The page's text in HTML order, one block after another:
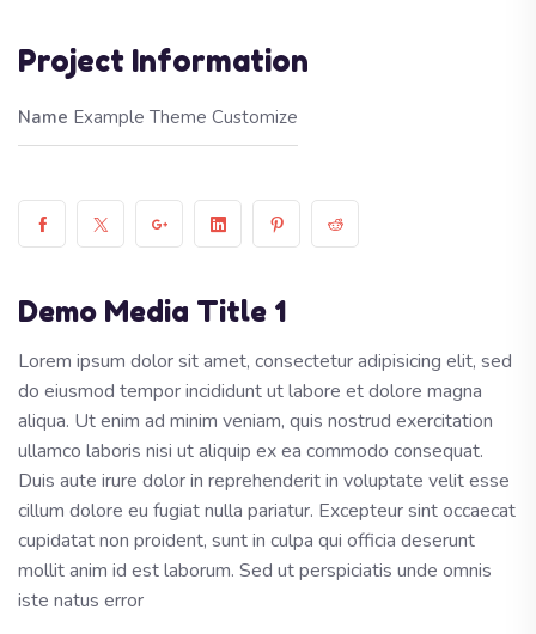
Project Information
Name Example Theme Customize
Demo Media Title 1
Lorem ipsum dolor sit amet, consectetur adipisicing elit, sed
do eiusmod tempor incididunt ut labore et dolore magna
aliqua. Ut enim ad minim veniam, quis nostrud exercitation
ullamco laboris nisi ut aliquip ex ea commodo consequat.
Duis aute irure dolor in reprehenderit in voluptate velit esse
cillum dolore eu fugiat nulla pariatur. Excepteur sint occaecat
cupidatat non proident, sunt in culpa qui officia deserunt
mollit anim id est laborum. Sed ut perspiciatis unde omnis
iste natus error